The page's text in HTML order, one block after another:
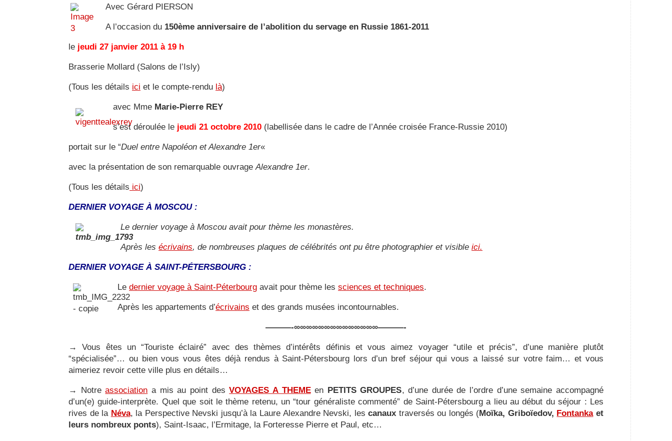
Avec Gérard PIERSON
A l’occasion du 150ème anniversaire de l’abolition du servage en Russie 1861-2011
le jeudi 27 janvier 2011 à 19 h
Brasserie Mollard (Salons de l’Isly)
(Tous les détails ici et le compte-rendu là)
avec Mme Marie-Pierre REY
s’est déroulée le jeudi 21 octobre 2010 (labellisée dans le cadre de l’Année croisée France-Russie 2010)
portait sur le “Duel entre Napoléon et Alexandre 1er«
avec la présentation de son remarquable ouvrageAlexandre 1er.
(Tous les détails ici)
DERNIER VOYAGE À MOSCOU :
Le dernier voyage à Moscou avait pour thème les monastères.
Après les écrivains, de nombreuses plaques de célébrités ont pu être photographier et visible ici.
DERNIER VOYAGE À SAINT-PÉTERSBOURG :
Le dernier voyage à Saint-Péterbourg avait pour thème les sciences et techniques.
Après les appartements d’écrivains et des grands musées incontournables.
———-∞∞∞∞∞∞∞∞∞∞∞∞∞∞———-
→Vous êtes un “Touriste éclairé” avec des thèmes d’intérêts définis et vous aimez voyager “utile et précis”, d’une manière plutôt
“spécialisée”… ou bien vous vous êtes déjà rendus à Saint-Pétersbourg lors d’un bref séjour qui vous a laissé sur votre faim… et vous
aimeriez revoir cette ville plus en détails…
→ Notreassociation a mis au point desVOYAGES A THEMEen PETITS GROUPES, d’une durée de l’ordre d’une semaine accompagné
d’un(e) guide-interprète. Quel que soit le thème retenu, un “tour généraliste commenté” de Saint-Pétersbourg a lieu au début du séjour : Les
rives de la Néva, la Perspective Nevski jusqu’à la Laure Alexandre Nevski, lescanaux traversés ou longés (Moïka, Griboïedov, Fontankaet
leurs nombreux ponts), Saint-Isaac, l’Ermitage, la Forteresse Pierre et Paul, etc…